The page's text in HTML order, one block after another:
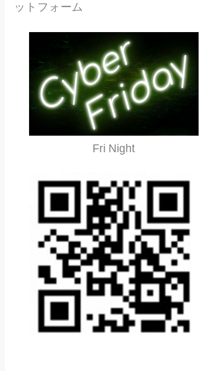
ットフォーム
Fri Night